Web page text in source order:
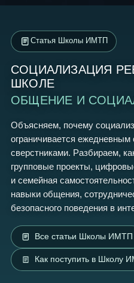
Статья Школы ИМТП
СОЦИАЛИЗАЦИЯ
ШКОЛЕ
ОБЩЕНИЕ И
Объясняем, почему
ограничивается
сверстниками. Разбираем,
групповые проекты,
и семейная
навыки общения,
безопасного поведения в
Все статьи Школы ИМТП
Как поступить в Школу